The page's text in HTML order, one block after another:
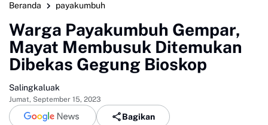
Beranda payakumbuh
Warga Payakumbuh Gempar,
Mayat Membusuk Ditemukan
Dibekas Gegung Bioskop
Salingkaluak
Jumat, September 15, 2023
Bagikan